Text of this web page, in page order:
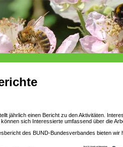
jährlich einen Bericht zu den Aktivitäten.
sich Interessierte umfassend über die
des BUND-Bundesverbandes bieten wir